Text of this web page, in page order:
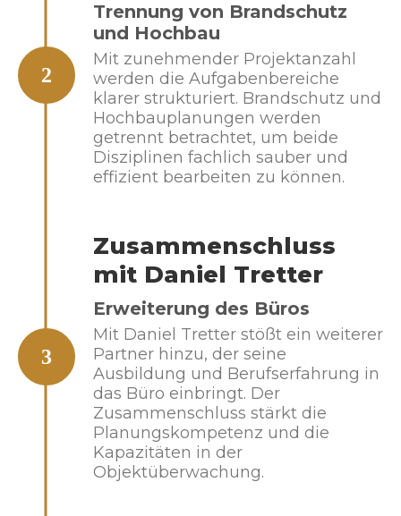
2
Trennung von Brandschutz
und Hochbau
Mit zunehmender Projektanzahl
werden die Aufgabenbereiche
klarer strukturiert. Brandschutz und
Hochbauplanungen werden
getrennt betrachtet, um beide
Disziplinen fachlich sauber und
effizient bearbeiten zu können.
3
Zusammenschluss
mit Daniel Tretter
Erweiterung des Büros
Mit Daniel Tretter stößt ein weiterer
Partner hinzu, der seine
Ausbildung und Berufserfahrung in
das Büro einbringt. Der
Zusammenschluss stärkt die
Planungskompetenz und die
Kapazitäten in der
Objektüberwachung.